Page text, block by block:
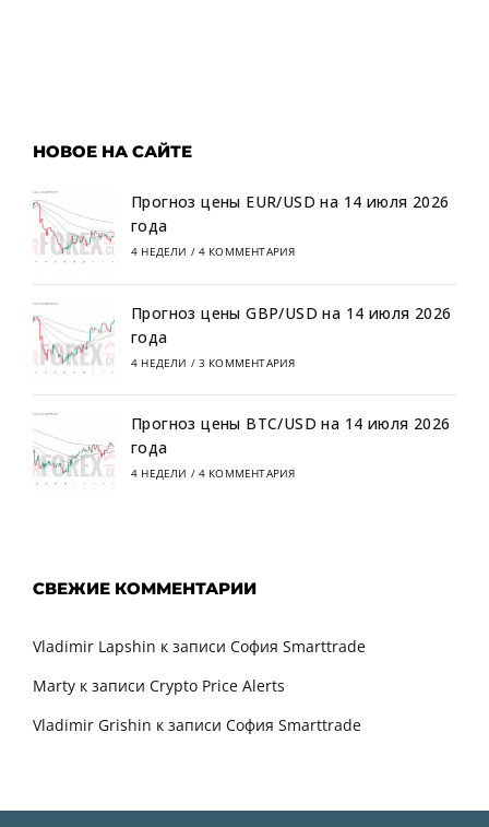
НОВОЕ НА САЙТЕ
Прогноз цены EUR/USD на 14 июля 2026
года
4 НЕДЕЛИ / 4 КОММЕНТАРИЯ
Прогноз цены GBP/USD на 14 июля 2026
года
4 НЕДЕЛИ / 3 КОММЕНТАРИЯ
Прогноз цены BTC/USD на 14 июля 2026
года
4 НЕДЕЛИ / 4 КОММЕНТАРИЯ
СВЕЖИЕ КОММЕНТАРИИ
Vladimir Lapshin к записи София Smarttrade
Marty к записи Crypto Price Alerts
Vladimir Grishin к записи София Smarttrade